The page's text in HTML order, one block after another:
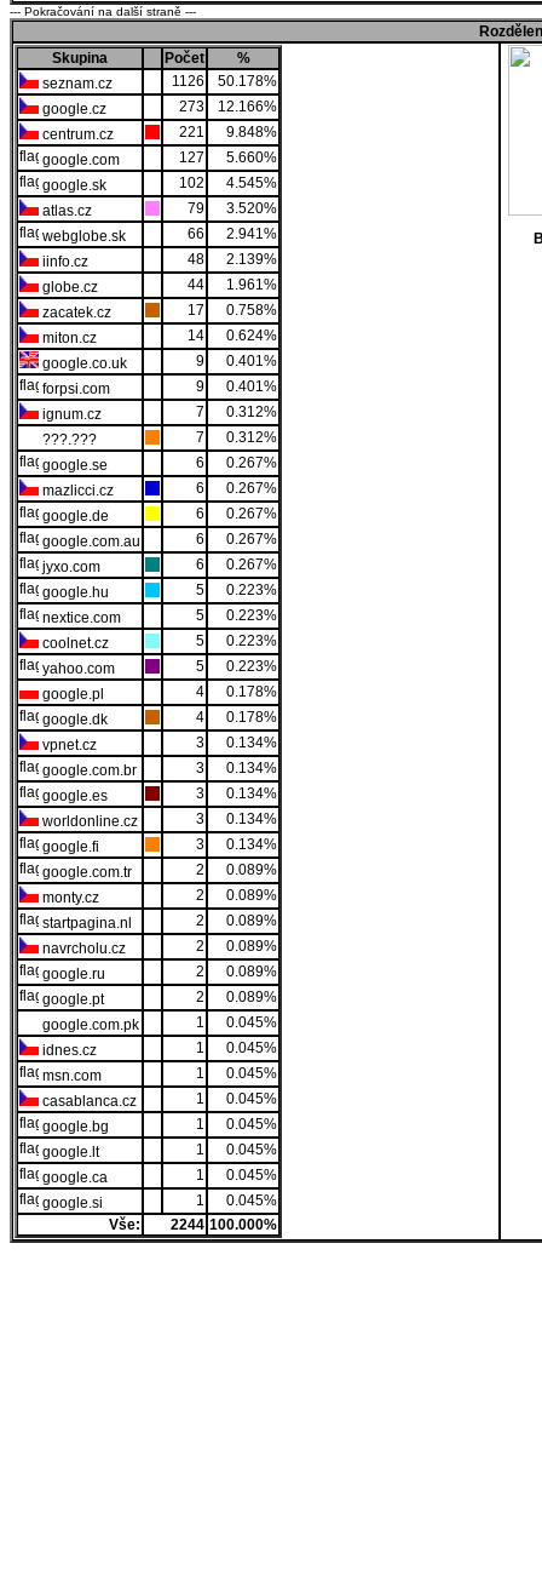
--- Pokračování na další straně ---
Skupina
Počet
%
seznam.cz
1126
50.178%
google.cz
273
12.166%
centrum.cz
221
9.848%
google.com
127
5.660%
google.sk
102
4.545%
atlas.cz
79
3.520%
webglobe.sk
66
2.941%
iinfo.cz
48
2.139%
globe.cz
44
1.961%
zacatek.cz
17
0.758%
miton.cz
14
0.624%
google.co.uk
9
0.401%
forpsi.com
9
0.401%
ignum.cz
7
0.312%
???.???
7
0.312%
google.se
6
0.267%
mazlicci.cz
6
0.267%
google.de
6
0.267%
google.com.au
6
0.267%
jyxo.com
6
0.267%
google.hu
5
0.223%
nextice.com
5
0.223%
coolnet.cz
5
0.223%
yahoo.com
5
0.223%
google.pl
4
0.178%
google.dk
4
0.178%
vpnet.cz
3
0.134%
google.com.br
3
0.134%
google.es
3
0.134%
worldonline.cz
3
0.134%
google.fi
3
0.134%
google.com.tr
2
0.089%
monty.cz
2
0.089%
startpagina.nl
2
0.089%
navrcholu.cz
2
0.089%
google.ru
2
0.089%
google.pt
2
0.089%
google.com.pk
1
0.045%
idnes.cz
1
0.045%
msn.com
1
0.045%
casablanca.cz
1
0.045%
google.bg
1
0.045%
google.lt
1
0.045%
google.ca
1
0.045%
google.si
1
0.045%
Vše:
2244 100.000%